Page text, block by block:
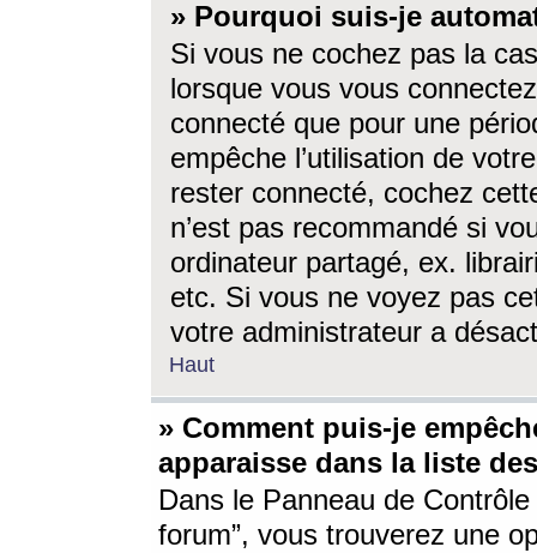
» Pourquoi suis-je
Si vous ne cochez pas la
lorsque vous vous
connecté que pour une
empêche l’utilisation de
rester connecté, cochez
n’est pas recommandé si
ordinateur partagé, ex.
etc. Si vous ne voyez pas
votre administrateur a
Haut
» Comment puis-je
apparaisse dans la liste
Dans le Panneau de
forum”, vous trouverez une